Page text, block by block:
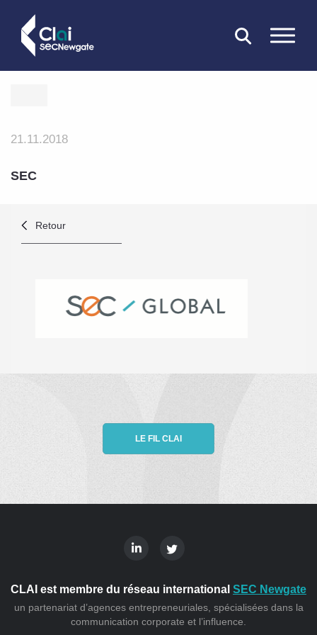
FERMER
21.11.2018
SEC
Retour
LE FIL CLAI
CLAI est membre du réseau international SEC Newgate
un partenariat d’agences entrepreneuriales, spécialisées dans la
communication corporate et l’influence.